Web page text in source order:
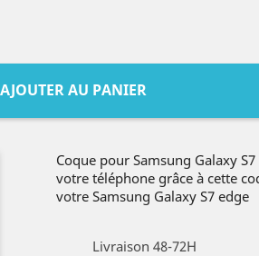
AJOUTER AU PANIER
Coque pour Samsung Galaxy
votre téléphone grâce à cette
votre Samsung Galaxy S7 edge
Livraison 48-72H